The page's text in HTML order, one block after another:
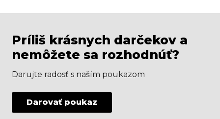
Príliš krásnych darčekov a
nemôžete sa rozhodnúť?
Darujte radosť s naším poukazom
Darovať poukaz